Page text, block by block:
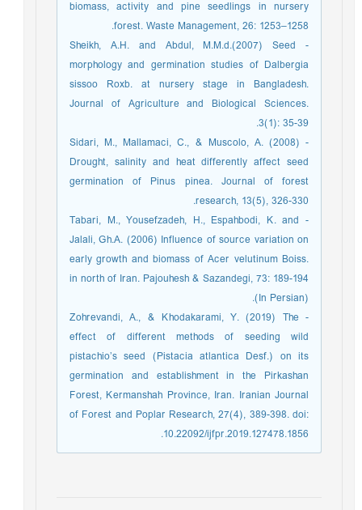
biomass, activity and pine seedlings in nursery
forest. Waste Management, 26: 1253–1258.
- Sheikh, A.H. and Abdul, M.M.d.(2007) Seed
morphology and germination studies of Dalbergia
sissoo Roxb. at nursery stage in Bangladesh.
Journal of Agriculture and Biological Sciences.
3(1): 35-39.
- Sidari, M., Mallamaci, C., & Muscolo, A. (2008)
Drought, salinity and heat differently affect seed
germination of Pinus pinea. Journal of forest
research, 13(5), 326-330.‏
- Tabari, M., Yousefzadeh, H., Espahbodi, K. and
Jalali, Gh.A. (2006) Influence of source variation on
early growth and biomass of Acer velutinum Boiss.
in north of Iran. Pajouhesh & Sazandegi, 73: 189-194
(In Persian).
- Zohrevandi, A., & Khodakarami, Y. (2019) The
effect of different methods of seeding wild
pistachio’s seed (Pistacia atlantica Desf.) on its
germination and establishment in the Pirkashan
Forest, Kermanshah Province, Iran. Iranian Journal
of Forest and Poplar Research, 27(4), 389-398. doi:
10.22092/ijfpr.2019.127478.1856.